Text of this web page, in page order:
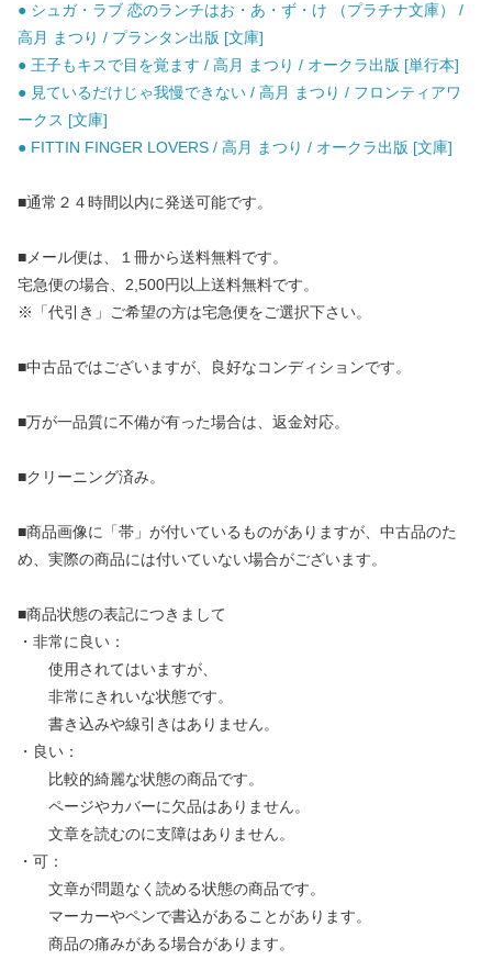
● シュガ・ラブ 恋のランチはお・あ・ず・け （プラチナ文庫） /
高月 まつり / プランタン出版 [文庫]
● 王子もキスで目を覚ます / 高月 まつり / オークラ出版 [単行本]
● 見ているだけじゃ我慢できない / 高月 まつり / フロンティアワ
ークス [文庫]
● FITTIN FINGER LOVERS / 高月 まつり / オークラ出版 [文庫]
■通常２４時間以内に発送可能です。
■メール便は、１冊から送料無料です。
宅急便の場合、2,500円以上送料無料です。
※「代引き」ご希望の方は宅急便をご選択下さい。
■中古品ではございますが、良好なコンディションです。
■万が一品質に不備が有った場合は、返金対応。
■クリーニング済み。
■商品画像に「帯」が付いているものがありますが、中古品のた
め、実際の商品には付いていない場合がございます。
■商品状態の表記につきまして
・非常に良い：
使用されてはいますが、
非常にきれいな状態です。
書き込みや線引きはありません。
・良い：
比較的綺麗な状態の商品です。
ページやカバーに欠品はありません。
文章を読むのに支障はありません。
・可：
文章が問題なく読める状態の商品です。
マーカーやペンで書込があることがあります。
商品の痛みがある場合があります。